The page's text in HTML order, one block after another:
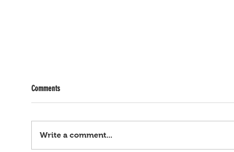
Comments
Write a comment...